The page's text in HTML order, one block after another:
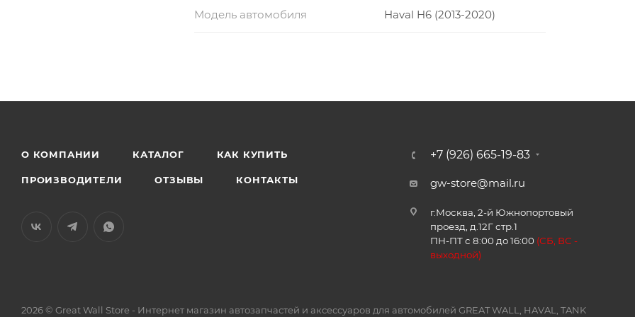
Модель автомобиля Haval H6 (2013-2020)
О КОМПАНИИ КАТАЛОГ КАК КУПИТЬ
ПРОИЗВОДИТЕЛИ ОТЗЫВЫ КОНТАКТЫ
+7 (926) 665-19-83
gw-store@mail.ru
г.Москва, 2-й Южнопортовый
проезд, д.12Г стр.1
ПН-ПТ с 8:00 до 16:00 (СБ, ВС -
выходной)
2026 © Great Wall Store - Интернет магазин автозапчастей и аксессуаров для автомобилей GREAT WALL, HAVAL, TANK